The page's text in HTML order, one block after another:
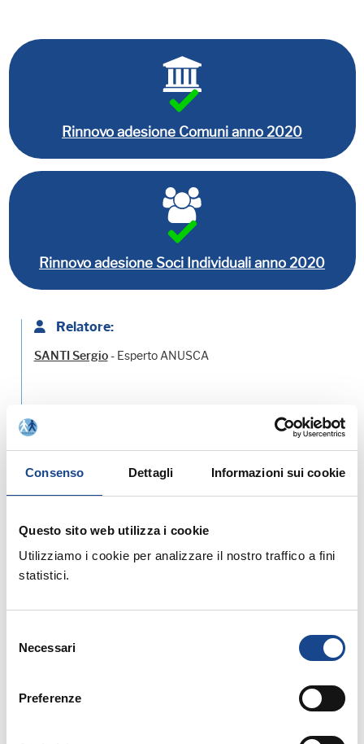
Consenso Dettagli Informazioni sui cookie
Questo sito web utilizza i cookie
Utilizziamo i cookie per analizzare il nostro traffico a fini
statistici.
delNecessari
Preferenze
Rinnovo adesione Comuni anno 2020
Rinnovo adesione Soci Individuali anno 2020
Relatore:
SANTI Sergio- Esperto ANUSCA
Prossimi corsi in programma:
professionale
Estate all'ombra dei cipressi